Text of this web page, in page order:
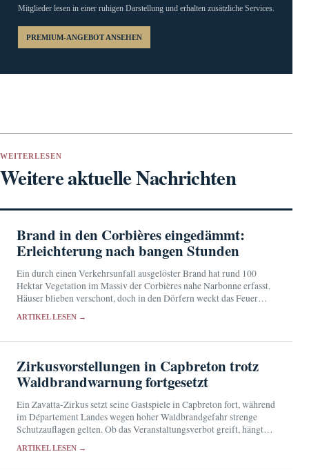
Mitglieder lesen in einer ruhigen Darstellung und erhalten zusätzliche Services.
PREMIUM-ANGEBOT ANSEHEN
WEITERLESEN
Weitere aktuelle Nachrichten
Brand in den Corbières eingedämmt:
Erleichterung nach bangen Stunden
Ein durch einen Verkehrsunfall ausgelöster Brand hat rund 100
Hektar Vegetation im Massiv der Corbières nahe Narbonne erfasst.
Häuser blieben verschont, doch in den Dörfern weckt das Feuer
ARTIKEL LESEN →
Zirkusvorstellungen in Capbreton trotz
Waldbrandwarnung fortgesetzt
Ein Zavatta-Zirkus setzt seine Gastspiele in Capbreton fort, während
im Département Landes wegen hoher Waldbrandgefahr strenge
Schutzauflagen gelten. Ob das Veranstaltungsverbot greift, hängt
ARTIKEL LESEN →